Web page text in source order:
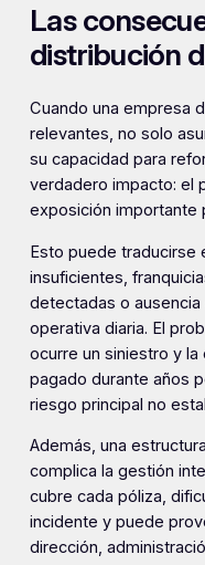
Las
distribución
Cuando una empresa
relevantes, no solo
su capacidad para
verdadero impacto: el
exposición importante
Esto puede traducirse
insuficientes,
detectadas o
operativa diaria. El
ocurre un siniestro y
pagado durante años
riesgo principal no
Además, una
complica la gestión
cubre cada póliza,
incidente y puede
dirección,